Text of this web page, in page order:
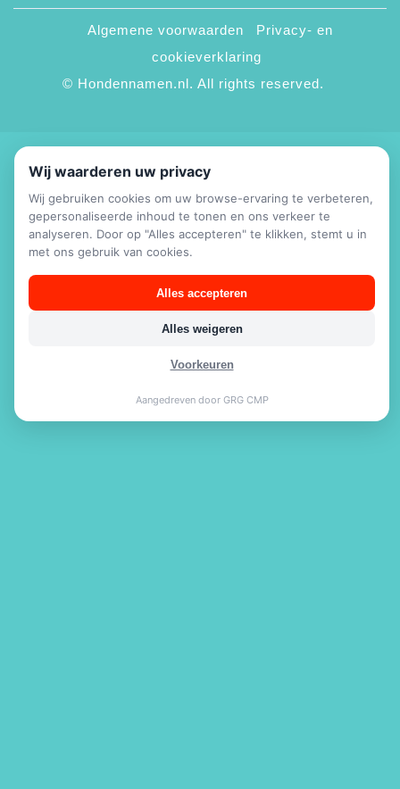
© Hondennamen.nl. All rights reserved.
Algemene voorwaarden
Privacy- en
cookieverklaring